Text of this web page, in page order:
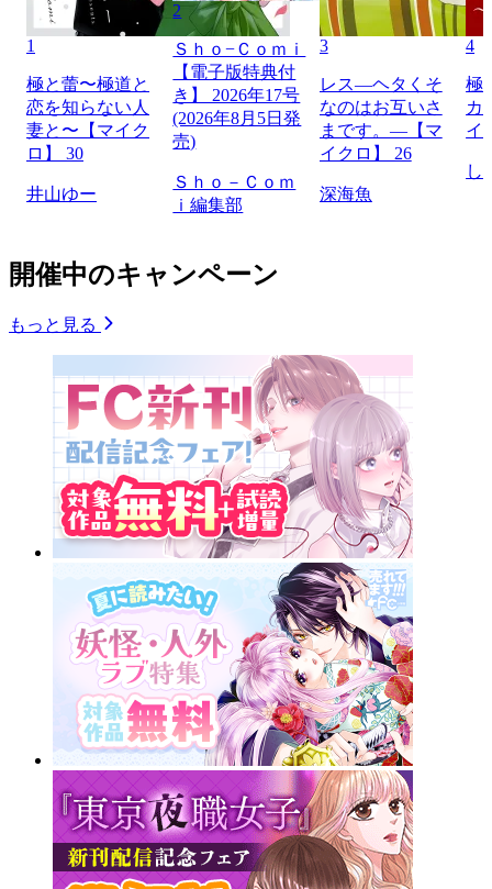
1
極と蕾〜極道と
恋を知らない人
妻と〜【マイク
ロ】 30
井山ゆー
2
Ｓｈｏ−Ｃｏｍｉ
【電子版特典付
き】 2026年17号
(2026年8月5日発
売)
Ｓｈｏ－Ｃｏｍ
ｉ編集部
3
レス―ヘタくそ
なのはお互いさ
まです。―【マ
イクロ】 26
深海魚
4
極
カ
イ
し
開催中のキャンペーン
もっと見る